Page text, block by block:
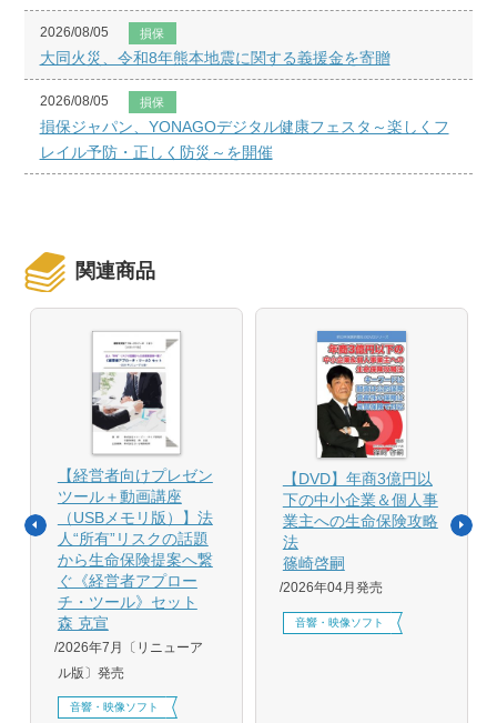
2026/08/05 損保
大同火災、令和8年熊本地震に関する義援金を寄贈
2026/08/05 損保
損保ジャパン、YONAGOデジタル健康フェスタ～楽しくフ
レイル予防・正しく防災～を開催
関連商品
【経営者向けプレゼン
ツール＋動画講座
（USBメモリ版）】法
人“所有”リスクの話題
から生命保険提案へ繋
ぐ《経営者アプロー
チ・ツール》セット
森 克宣
2026年7月〔リニューア
ル版〕発売
音響・映像ソフト
【DVD】年商3億円以
下の中小企業＆個人事
業主への生命保険攻略
法
篠崎啓嗣
2026年04月発売
音響・映像ソフト